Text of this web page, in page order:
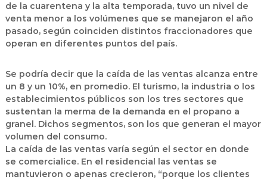
de la cuarentena y la alta temporada, tuvo un nivel de
venta menor a los volúmenes que se manejaron el año
pasado, según coinciden distintos fraccionadores que
operan en diferentes puntos del país.
Se podría decir que la caída de las ventas alcanza entre
un 8 y un 10%, en promedio. El turismo, la industria o los
establecimientos públicos son los tres sectores que
sustentan la merma de la demanda en el propano a
granel. Dichos segmentos, son los que generan el mayor
volumen del consumo.
La caída de las ventas varía según el sector en donde
se comercialice. En el residencial las ventas se
mantuvieron o apenas crecieron, “porque los clientes